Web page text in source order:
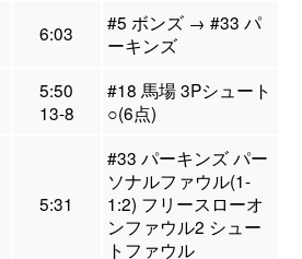
6:03
#5 ボンズ → #33 パ
ーキンズ
5:50
13-8
#18 馬場 3Pシュート
○(6点)
5:31
#33 パーキンズ パー
ソナルファウル(1-
1:2) フリースローオ
ンファウル2 シュー
トファウル